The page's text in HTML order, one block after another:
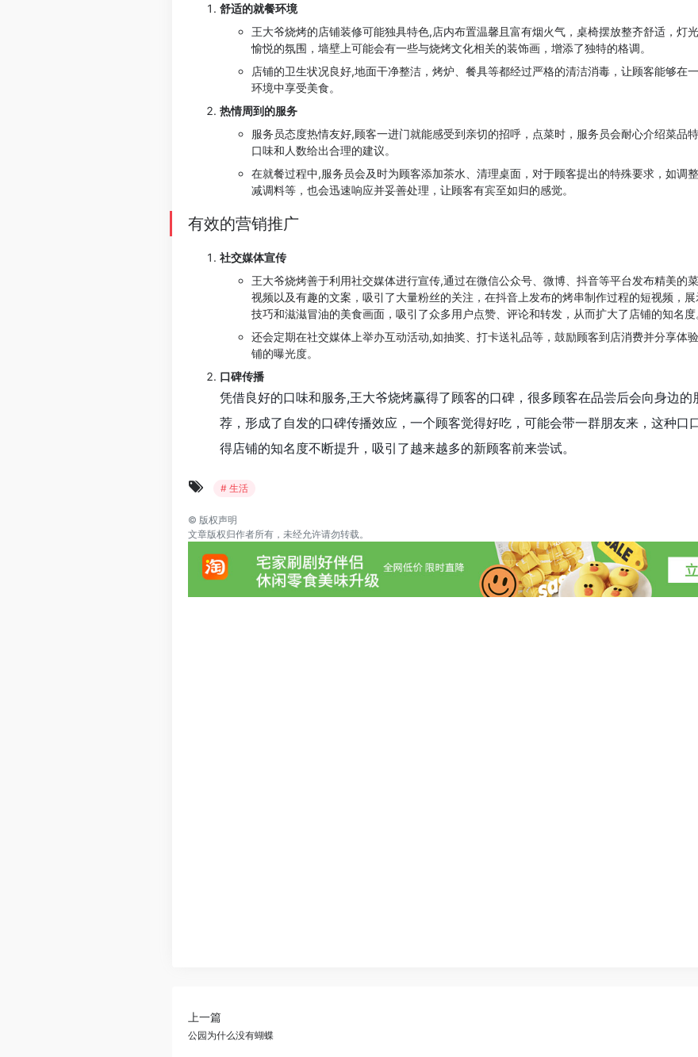
舒适的就餐环境
王大爷烧烤的店铺装修可能独具特色,店内布置温馨且富有烟火气，桌椅摆放整齐舒适，灯
愉悦的氛围，墙壁上可能会有一些与烧烤文化相关的装饰画，增添了独特的格调。
店铺的卫生状况良好,地面干净整洁，烤炉、餐具等都经过严格的清洁消毒，让顾客能够在
环境中享受美食。
热情周到的服务
服务员态度热情友好,顾客一进门就能感受到亲切的招呼，点菜时，服务员会耐心介绍菜品
口味和人数给出合理的建议。
在就餐过程中,服务员会及时为顾客添加茶水、清理桌面，对于顾客提出的特殊要求，如调
减调料等，也会迅速响应并妥善处理，让顾客有宾至如归的感觉。
有效的营销推广
社交媒体宣传
王大爷烧烤善于利用社交媒体进行宣传,通过在微信公众号、微博、抖音等平台发布精美的
视频以及有趣的文案，吸引了大量粉丝的关注，在抖音上发布的烤串制作过程的短视频，
技巧和滋滋冒油的美食画面，吸引了众多用户点赞、评论和转发，从而扩大了店铺的知名度
还会定期在社交媒体上举办互动活动,如抽奖、打卡送礼品等，鼓励顾客到店消费并分享体
铺的曝光度。
口碑传播
凭借良好的口味和服务,王大爷烧烤赢得了顾客的口碑，很多顾客在品尝后会向身边的
荐，形成了自发的口碑传播效应，一个顾客觉得好吃，可能会带一群朋友来，这种口
得店铺的知名度不断提升，吸引了越来越多的新顾客前来尝试。
# 生活
© 版权声明
文章版权归作者所有，未经允许请勿转载。
上一篇
公园为什么没有蝴蝶